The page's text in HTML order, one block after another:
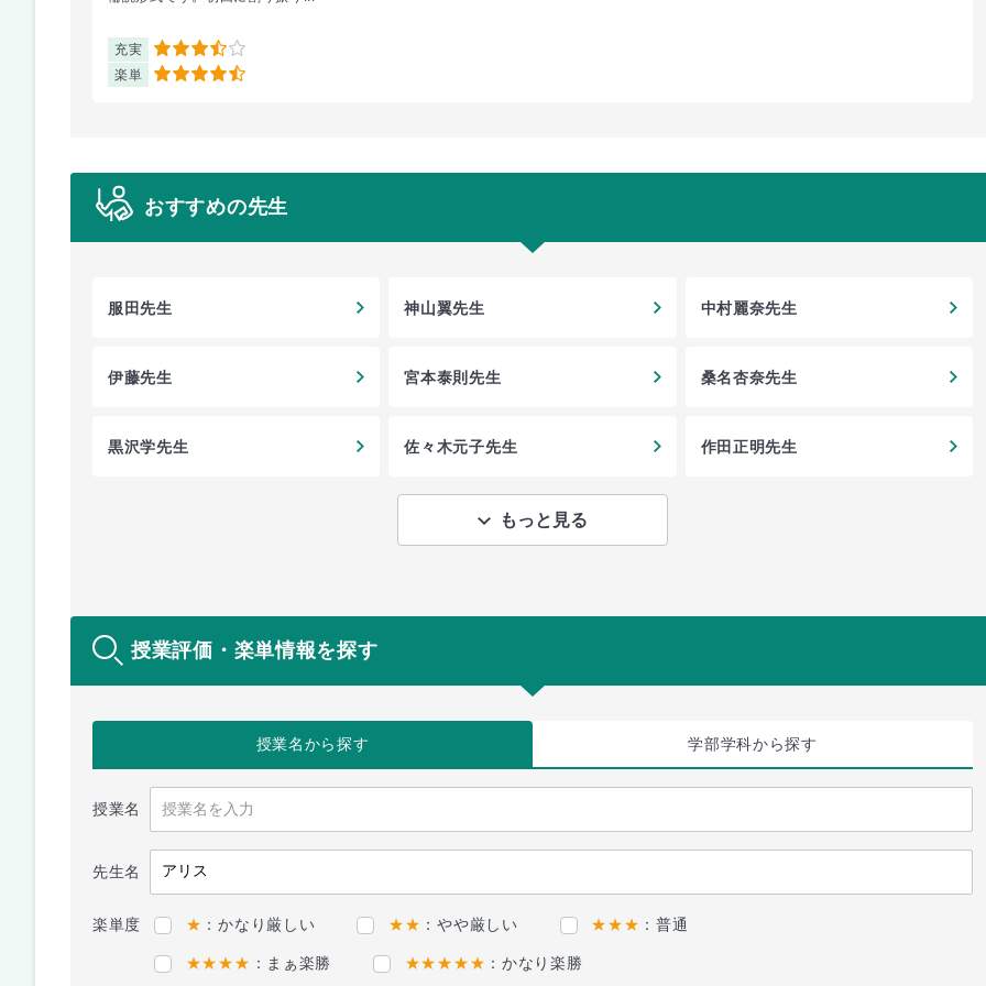
充実 3.5
楽単 4.5
おすすめの先生
服田先生 神山翼先生 中村麗奈先生
伊藤先生 宮本泰則先生 桑名杏奈先生
黒沢学先生 佐々木元子先生 作田正明先生
もっと見る
授業評価・楽単情報を探す
授業名から探す 学部学科から探す
授業名
先生名
楽単度 ★ ：かなり厳しい ★★ ：やや厳しい ★★★ ：普通
★★★★ ：まぁ楽勝 ★★★★★ ：かなり楽勝